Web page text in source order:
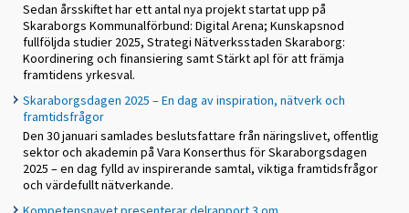
Sedan årsskiftet har ett antal nya projekt startat upp på
Skaraborgs Kommunalförbund: Digital Arena; Kunskapsnod
fullföljda studier 2025, Strategi Nätverksstaden Skaraborg:
Koordinering och finansiering samt Stärkt apl för att främja
framtidens yrkesval.
Skaraborgsdagen 2025 – En dag av inspiration, nätverk och
framtidsfrågor
Den 30 januari samlades beslutsfattare från näringslivet, offentlig
sektor och akademin på Vara Konserthus för Skaraborgsdagen
2025 – en dag fylld av inspirerande samtal, viktiga framtidsfrågor
och värdefullt nätverkande.